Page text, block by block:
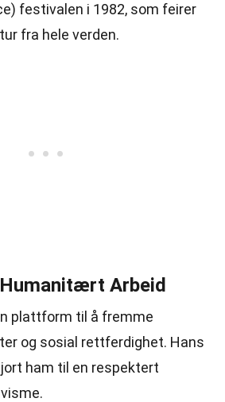
festivalen i 1982, som feirer
fra hele verden.
Arbeid
plattform til å fremme
og sosial rettferdighet. Hans
ham til en respektert